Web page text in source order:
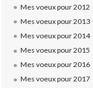
Mes voeux pour 2012
Mes voeux pour 2013
Mes voeux pour 2014
Mes voeux pour 2015
Mes voeux pour 2016
Mes voeux pour 2017